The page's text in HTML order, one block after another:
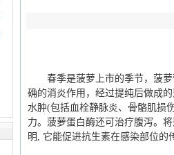
春季是菠萝上市的季节，菠萝
确的消炎作用，经过提纯后做成
水肿(包括血栓静脉炎、骨骼肌损
力。菠萝蛋白酶还可治疗腹泻。
明, 它能促进抗生素在感染部位的